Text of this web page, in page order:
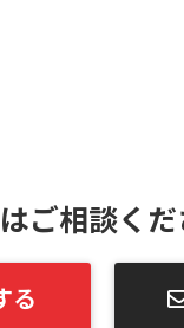
ご相談くだ
る